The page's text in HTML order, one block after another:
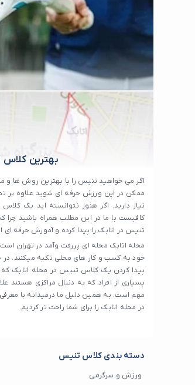
بهترین کلاس
اگر می خواهید تنیس را با بهترین روش ها و
ممکن در این ورزش حرفه ای شوید علاوه بر
نیاز دارید. اگر هنوز نتوانسته اید یک
کافیست با ما در این مطلب همراه باشید
تنیس در اتابک را پیدا کرده و آموزش حرفه
محله اتابک محله‌ ای پررفت‌ وآمد در تهران
خود به کسب و کار های محلی تکیه میکنند.
پیدا کردن یک کلاس تنیس در محله اتابک که
بسیاری از افراد که به دنبال مراکزی هستند
مهم است. به همین دلیل ما درمیدانه با
در محله اتابک را برای شما راحت تر کردیم.
دسته بندی کلاس تنیس
ورزش و سرگرمی